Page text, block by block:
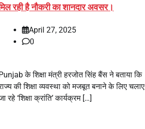
रही है नौकरी का शानदार अवसर।
April 27, 2025
0
Punjab के शिक्षा मंत्री हरजोत सिंह बैंस ने बताया कि
की शिक्षा व्यवस्था को मजबूत बनाने के लिए चलाए
रहे ‘शिक्षा क्रांति’ कार्यक्रम […]